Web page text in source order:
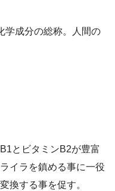
成分の総称。人間の
とビタミンB2が豊富
イラを鎮める事に一役
換する事を促す。